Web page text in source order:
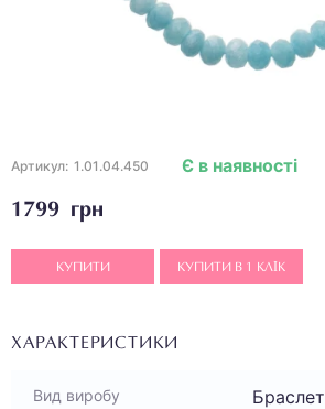
Артикул: 1.01.04.450
1799 грн
Є в наявності
КУПИТИ КУПИТИ В 1 КЛІК
ХАРАКТЕРИСТИКИ
Вид виробу Браслет